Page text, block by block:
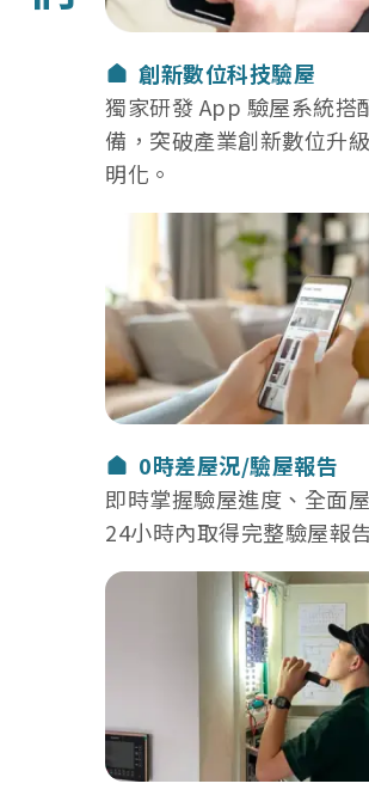
創新數位科技驗屋
獨家研發 App 驗屋系統搭
備，突破產業創新數位升
明化。
0時差屋況/驗屋報告
即時掌握驗屋進度、全面
24小時內取得完整驗屋報